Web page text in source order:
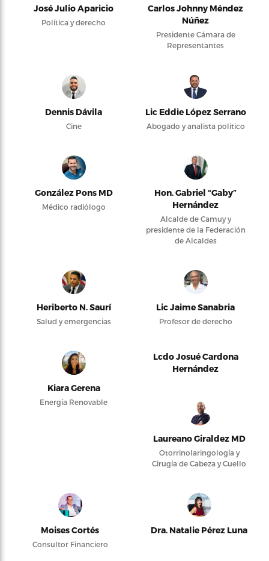
José Julio Aparicio
Política y derecho
Carlos Johnny Méndez
Núñez
Presidente Cámara de
Representantes
Dennis Dávila
Cine
Lic Eddie López Serrano
Abogado y analista político
González Pons MD
Médico radiólogo
Hon. Gabriel “Gaby”
Hernández
Alcalde de Camuy y
presidente de la Federación
de Alcaldes
Heriberto N. Saurí
Salud y emergencias
Lic Jaime Sanabria
Profesor de derecho
Kiara Gerena
Energía Renovable
Lcdo Josué Cardona
Hernández
Laureano Giraldez MD
Otorrinolaringología y
Cirugía de Cabeza y Cuello
Moises Cortés
Consultor Financiero
Dra. Natalie Pérez Luna